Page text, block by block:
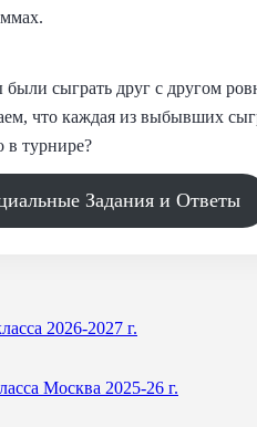
сыграть друг с другом
что каждая из выбывших
в турнире?
Задания и Ответы
2026-2027 г.
Москва 2025-26 г.